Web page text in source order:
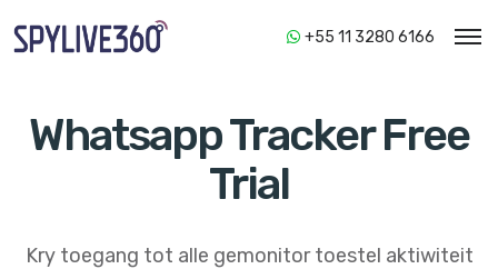
+55 11 3280 6166
Whatsapp Tracker Free
Trial
Kry toegang tot alle gemonitor toestel aktiwiteit